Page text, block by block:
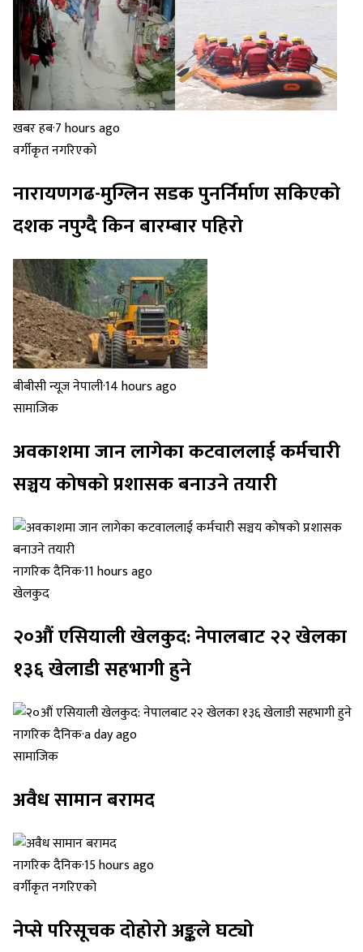
खबर हब·7 hours ago
वर्गीकृत नगरिएको
नारायणगढ-मुग्लिन सडक पुनर्निर्माण सकिएको
दशक नपुग्दै किन बारम्बार पहिरो
बीबीसी न्यूज नेपाली·14 hours ago
सामाजिक
अवकाशमा जान लागेका कटवाललाई कर्मचारी
सञ्चय कोषको प्रशासक बनाउने तयारी
नागरिक दैनिक·11 hours ago
खेलकुद
२०औं एसियाली खेलकुद: नेपालबाट २२ खेलका
१३६ खेलाडी सहभागी हुने
नागरिक दैनिक·a day ago
सामाजिक
अवैध सामान बरामद
नागरिक दैनिक·15 hours ago
वर्गीकृत नगरिएको
नेप्से परिसूचक दोहोरो अङ्कले घट्यो